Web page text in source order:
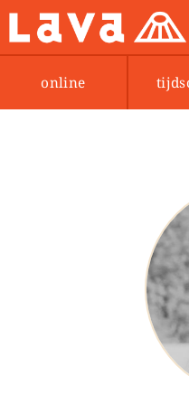
online